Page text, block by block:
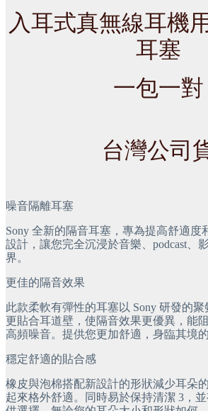
入耳式真無線耳機
耳塞
一包一對
台灣公司
噪音隔離耳塞
Sony 全新的隔音耳塞，專為提高舒適度
設計，讓您完全沉浸於音樂、podcast、
界。
更佳的隔音效果
此款柔軟有彈性的耳塞以 Sony 研發的聚
更貼合耳道壁，使隔音效果更優異，能
高頻噪音。提供您更加舒適，身臨其境的
穩定舒適的貼合感
橡皮與泡棉搭配新設計的形狀減少耳朵
起來格外舒適。同時易於保持清潔 3，